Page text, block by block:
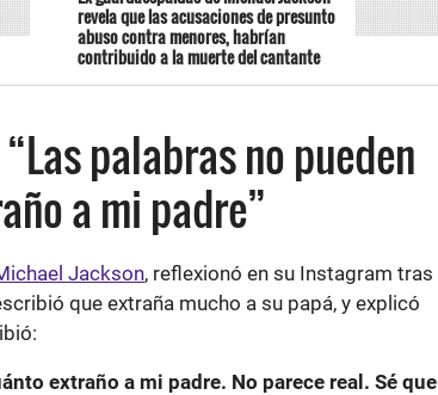
revela que las acusaciones de presunto
abuso contra menores, habrían
contribuido a la muerte del cantante
palabras no pueden
a mi padre”
Jackson, reflexionó en su Instagram tras
que extraña mucho a su papá, y explicó
extraño a mi padre. No parece real. Sé que